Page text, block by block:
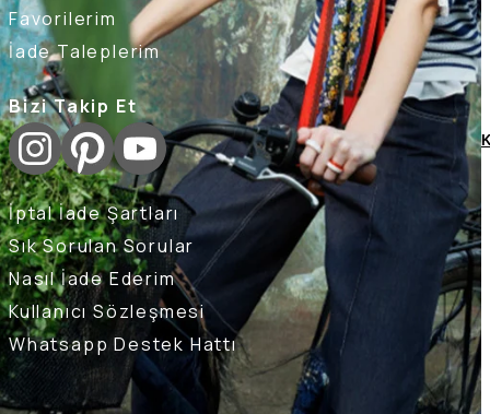
Favorilerim
İade Taleplerim
Bizi Takip Et
İptal İade Şartları
Sık Sorulan Sorular
Nasıl İade Ederim
Kullanıcı Sözleşmesi
Whatsapp Destek Hattı